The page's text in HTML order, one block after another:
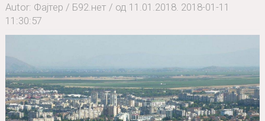
Autor: Фајтер / Б92.нет / од 11.01.2018. 2018-01-11
11:30:57